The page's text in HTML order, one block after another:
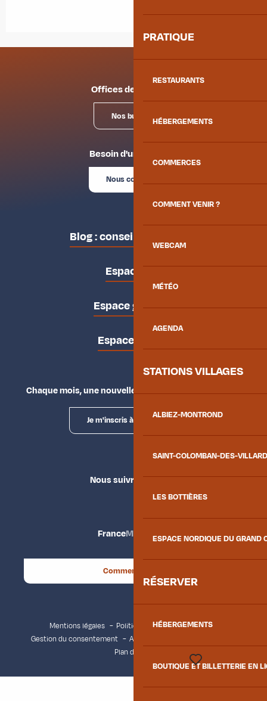
PRATIQUE
RESTAURANTS
HÉBERGEMENTS
COMMERCES
COMMENT VENIR ?
WEBCAM
MÉTÉO
AGENDA
STATIONS VILLAGES
ALBIEZ-MONTROND
SAINT-COLOMBAN-DES-
LES BOTTIÈRES
ESPACE NORDIQUE DU GRAND
RÉSERVER
HÉBERGEMENTS
BOUTIQUE ET BILLETTERIE EN
Offices de tourisme
Nos bureaux
Besoin d'un conseil ?
Nous contacter
Blog : conseils des locaux
Espace pro
Espace groupes
Espace presse
Chaque mois, une nouvelle façon d'explorer la vallée.
Je m'inscris à la newsletter
Nous suivre
FranceMaurienne
Comment venir ?
Mentions légales
Politique de confidentialité
Gestion du consentement
Accessibilité : non conforme
Plan du site